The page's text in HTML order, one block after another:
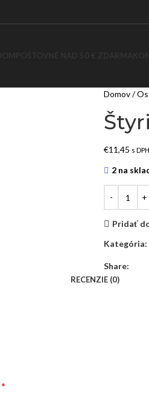
Domov
€11,45 s DPH
2 na
Pridať
Kategória:
Share:
RECENZIE (0)
*